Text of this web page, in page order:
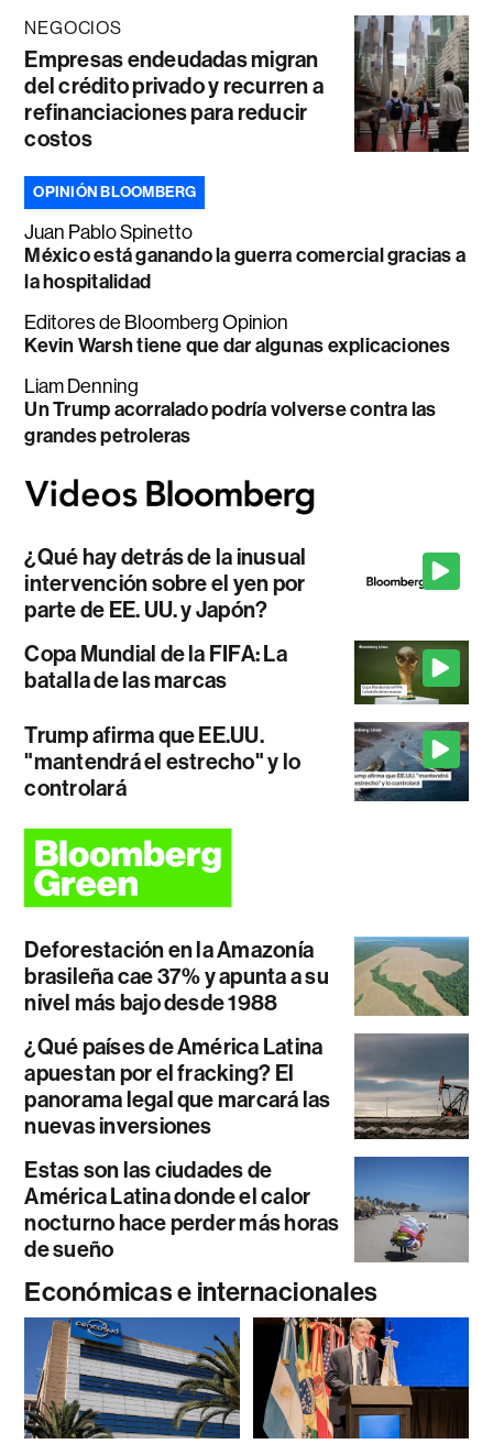
NEGOCIOS
Empresas endeudadas migran
del crédito privado y recurren a
refinanciaciones para reducir
costos
OPINIÓN BLOOMBERG
Juan Pablo Spinetto
México está ganando la guerra comercial gracias a
la hospitalidad
Editores de Bloomberg Opinion
Kevin Warsh tiene que dar algunas explicaciones
Liam Denning
Un Trump acorralado podría volverse contra las
grandes petroleras
¿Qué hay detrás de la inusual
intervención sobre el yen por
parte de EE. UU. y Japón?
Copa Mundial de la FIFA: La
batalla de las marcas
Trump afirma que EE.UU.
"mantendrá el estrecho" y lo
controlará
Deforestación en la Amazonía
brasileña cae 37% y apunta a su
nivel más bajo desde 1988
¿Qué países de América Latina
apuestan por el fracking? El
panorama legal que marcará las
nuevas inversiones
Estas son las ciudades de
América Latina donde el calor
nocturno hace perder más horas
de sueño
Económicas e internacionales